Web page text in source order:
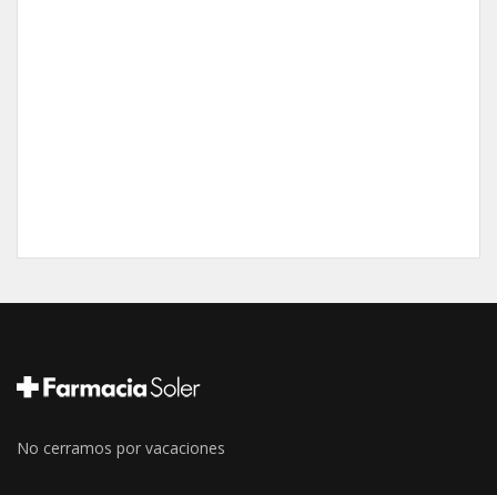
No cerramos por vacaciones